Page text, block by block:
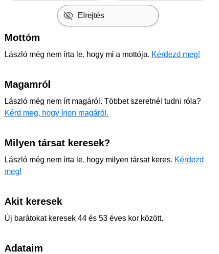
Elrejtés
Mottóm
László még nem írta le, hogy mi a mottója. Kérdezd meg!
Magamról
László még nem írt magáról. Többet szeretnél tudni róla?
Kérd meg, hogy írjon magáról.
Milyen társat keresek?
László még nem írta le, hogy milyen társat keres. Kérdezd
meg!
Akit keresek
Új barátokat keresek 44 és 53 éves kor között.
Adataim